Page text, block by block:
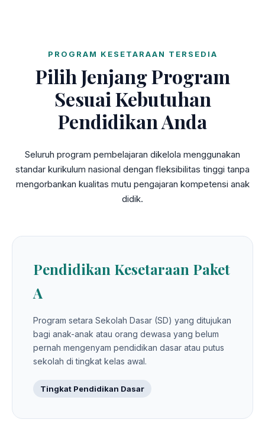
PROGRAM KESETARAAN TERSEDIA
Pilih Jenjang Program
Sesuai Kebutuhan
Pendidikan Anda
Seluruh program pembelajaran dikelola menggunakan
standar kurikulum nasional dengan fleksibilitas tinggi tanpa
mengorbankan kualitas mutu pengajaran kompetensi anak
didik.
Pendidikan Kesetaraan Paket
A
Program setara Sekolah Dasar (SD) yang ditujukan
bagi anak-anak atau orang dewasa yang belum
pernah mengenyam pendidikan dasar atau putus
sekolah di tingkat kelas awal.
Tingkat Pendidikan Dasar